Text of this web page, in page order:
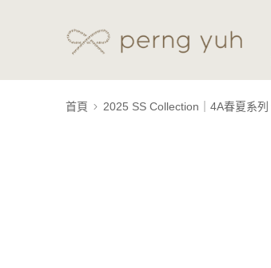
首頁 2025 SS Collection｜4A春夏系列